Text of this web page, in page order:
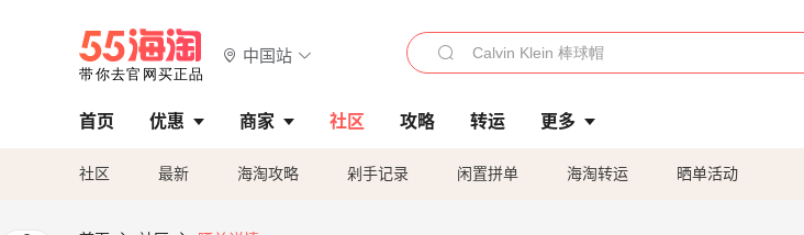
中国站
首页 优惠 商家 社区 攻略 转运 更多
社区 最新 海淘攻略 剁手记录 闲置拼单 海淘转运 晒单活动